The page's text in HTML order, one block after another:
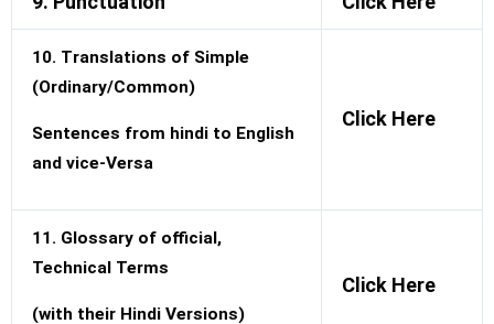
10. Translations of Simple
(Ordinary/Common)
Sentences from hindi to English
and vice-Versa
Click Here
11. Glossary of official,
Technical Terms
(with their Hindi Versions)
Click Here